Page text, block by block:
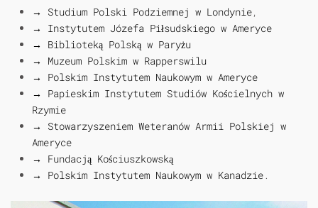
→ Studium Polski Podziemnej w Londynie,
→ Instytutem Józefa Piłsudskiego w Ameryce
→ Biblioteką Polską w Paryżu
→ Muzeum Polskim w Rapperswilu
→ Polskim Instytutem Naukowym w Ameryce
→ Papieskim Instytutem Studiów Kościelnych w
Rzymie
→ Stowarzyszeniem Weteranów Armii Polskiej w
Ameryce
→ Fundacją Kościuszkowską
→ Polskim Instytutem Naukowym w Kanadzie.